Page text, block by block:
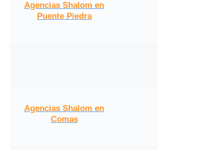
Agencias Shalom en
Puente Piedra
Agencias Shalom en
Comas